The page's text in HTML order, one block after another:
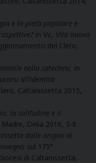
e la pietà popolare e
in Vv., Vita nuova
del Clero,
nella catechesi, in
all’identità
Caltanissetta 2015,
la solitudine e il
Madre, Delia 2016, 3-8.
dalle origini al
sul 175°
di Caltanissetta,